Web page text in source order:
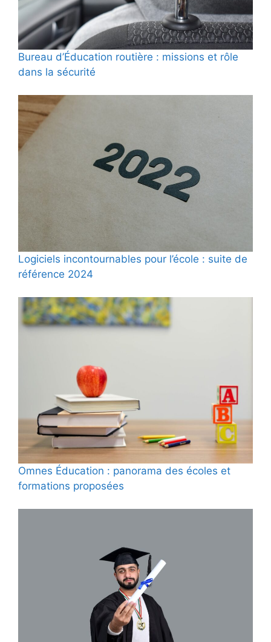
Bureau d’Éducation routière : missions et rôle
dans la sécurité
Logiciels incontournables pour l’école : suite de
référence 2024
Omnes Éducation : panorama des écoles et
formations proposées